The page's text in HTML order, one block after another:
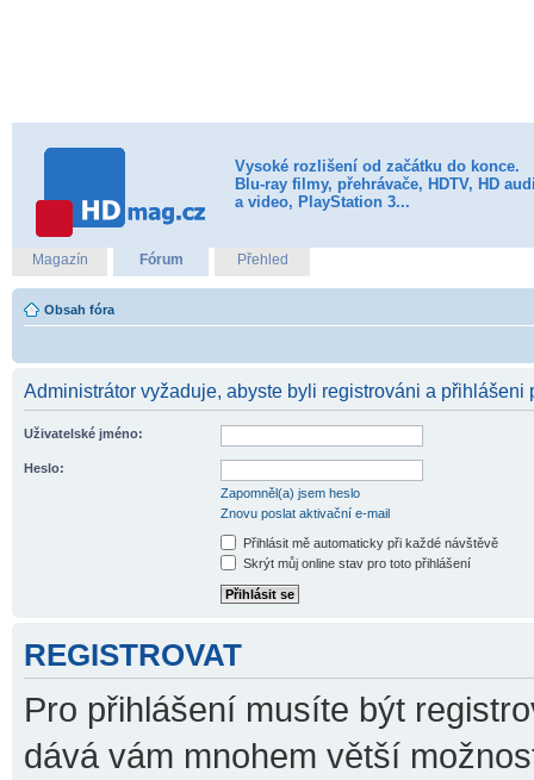
Vysoké rozlišení od začátku do konce.
Blu-ray filmy, přehrávače, HDTV, HD
a video, PlayStation 3...
Magazín Fórum Přehled
Obsah fóra
Administrátor vyžaduje, abyste byli registrováni a přihlášeni
Uživatelské jméno:
Heslo:
Zapomněl(a) jsem heslo
Znovu poslat aktivační e-mail
Přihlásit mě automaticky při každé návštěvě
Skrýt můj online stav pro toto přihlášení
REGISTROVAT
Pro přihlášení musíte být
dává vám mnohem větší